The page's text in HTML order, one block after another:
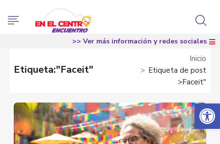
Abrir
Etiqueta:"Faceit"
Inicio
Etiqueta de post
>Faceit"
>> Ver más información y redes sociales